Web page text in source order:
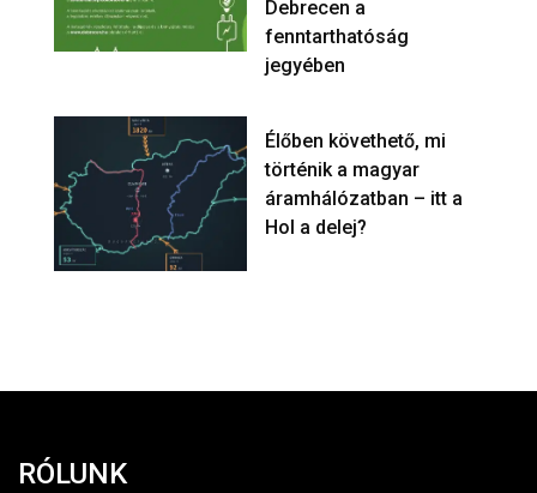
Debrecen a
fenntarthatóság
jegyében
Élőben követhető, mi
történik a magyar
áramhálózatban – itt a
Hol a delej?
RÓLUNK